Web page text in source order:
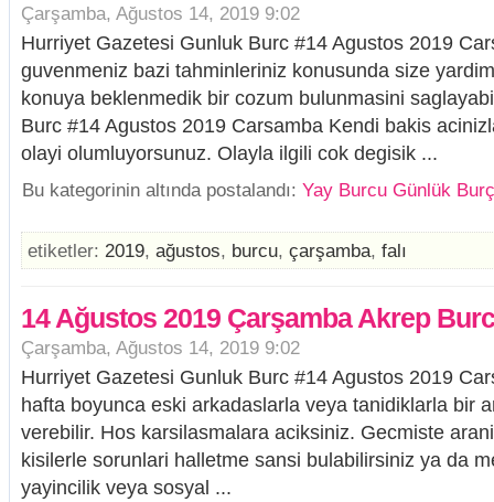
Çarşamba, Ağustos 14, 2019 9:02
Hurriyet Gazetesi Gunluk Burc #14 Agustos 2019
guvenmeniz bazi tahminleriniz konusunda size
konuya beklenmedik bir cozum bulunmasini
Burc #14 Agustos 2019 Carsamba Kendi bakis
olayi olumluyorsunuz. Olayla ilgili cok degisik ...
Bu kategorinin altında postalandı: Yay Burcu Günlük
etiketler: 2019, ağustos, burcu, çarşamba, falı
14 Ağustos 2019 Çarşamba Akrep
Çarşamba, Ağustos 14, 2019 9:02
Hurriyet Gazetesi Gunluk Burc #14 Agustos 2019
hafta boyunca eski arkadaslarla veya tanidiklarla bir
verebilir. Hos karsilasmalara aciksiniz. Gecmiste
kisilerle sorunlari halletme sansi bulabilirsiniz ya da
yayincilik veya sosyal ...